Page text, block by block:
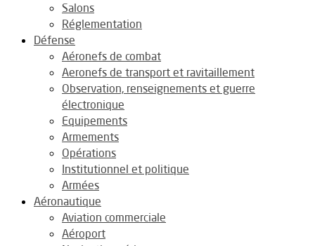
Salons
Réglementation
Défense
Aéronefs de combat
Aeronefs de transport et ravitaillement
Observation, renseignements et guerre
électronique
Equipements
Armements
Opérations
Institutionnel et politique
Armées
Aéronautique
Aviation commerciale
Aéroport